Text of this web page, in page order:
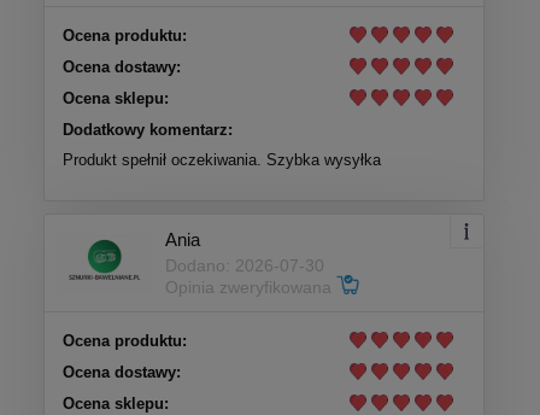
Ocena produktu:
Ocena dostawy:
Ocena sklepu:
Dodatkowy komentarz:
Produkt spełnił oczekiwania. Szybka wysyłka
Ania
Dodano: 2026-07-30
Opinia zweryfikowana
Ocena produktu:
Ocena dostawy:
Ocena sklepu: